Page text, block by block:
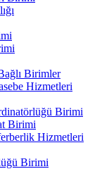
Birimler
Hizmetleri
Birimi
Birimi
Hizmetleri
Birimi